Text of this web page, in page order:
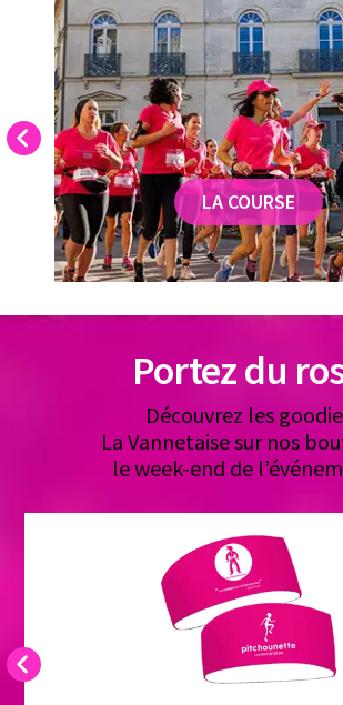
Previous
LA COURSE
Portez du
Découvrez les
La Vannetaise sur nos
le week-end de
Previous